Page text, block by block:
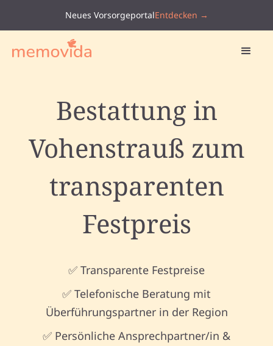
Neues VorsorgeportalEntdecken →
Bestattung in
Vohenstrauß zum
transparenten
Festpreis
✅ Transparente Festpreise
✅ Telefonische Beratung mit
Überführungspartner in der Region
✅ Persönliche Ansprechpartner/in &